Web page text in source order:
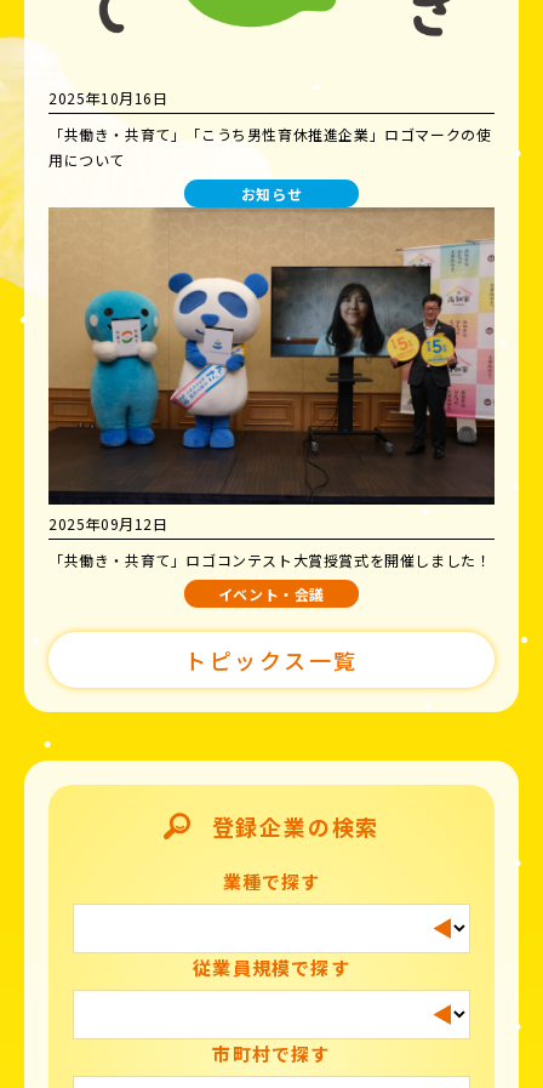
2025年10月16日
「共働き・共育て」「こうち男性育休推進企業」ロゴマークの使
用について
お知らせ
2025年09月12日
「共働き・共育て」ロゴコンテスト大賞授賞式を開催しました！
イベント・会議
トピックス一覧
登録企業の検索
業種で探す
従業員規模で探す
市町村で探す